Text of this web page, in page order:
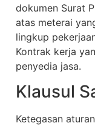
dokumen Surat
atas meterai
lingkup
Kontrak kerja
penyedia jasa.
Klausul
Ketegasan